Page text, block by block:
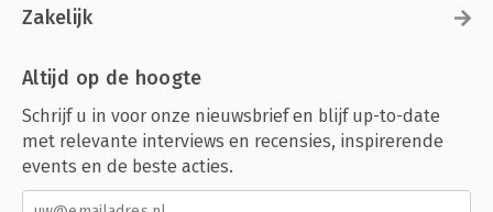
Zakelijk
Altijd op de hoogte
Schrijf u in voor onze nieuwsbrief en blijf up-to-date
met relevante interviews en recensies, inspirerende
events en de beste acties.